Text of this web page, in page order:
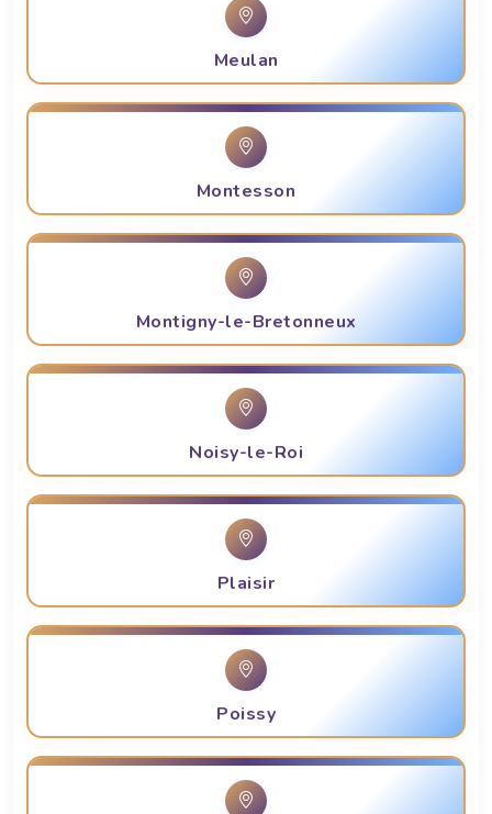
Meulan
Montesson
Montigny-le-Bretonneux
Noisy-le-Roi
Plaisir
Poissy